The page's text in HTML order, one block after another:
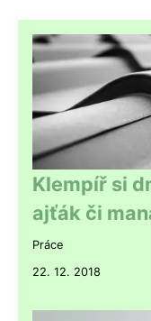
Klempíř si
ajťák či
Práce
22. 12. 2018